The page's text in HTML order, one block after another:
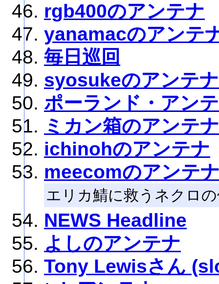
rgb400のアンテナ
yanamacのアンテ
毎日巡回
syosukeのアンテナ
ポーランド・アン
ミカン箱のアンテナ
ichinohのアンテナ
meecomのアンテ
エリカ鯖に救うネクロ
NEWS Headline
よしのアンテナ
Tony Lewisさん